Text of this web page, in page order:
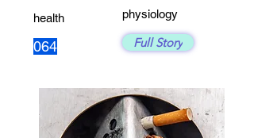
health
064
physiology
Full Story